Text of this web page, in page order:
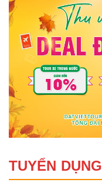
TUYỂN DỤNG